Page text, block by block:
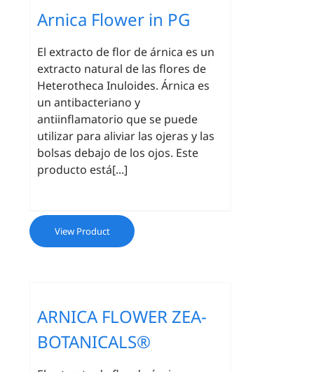
Arnica Flower in PG
El extracto de flor de árnica es un
extracto natural de las flores de
Heterotheca Inuloides. Árnica es
un antibacteriano y
antiinflamatorio que se puede
utilizar para aliviar las ojeras y las
bolsas debajo de los ojos. Este
producto está[...]
View Product
ARNICA FLOWER ZEA-
BOTANICALS®